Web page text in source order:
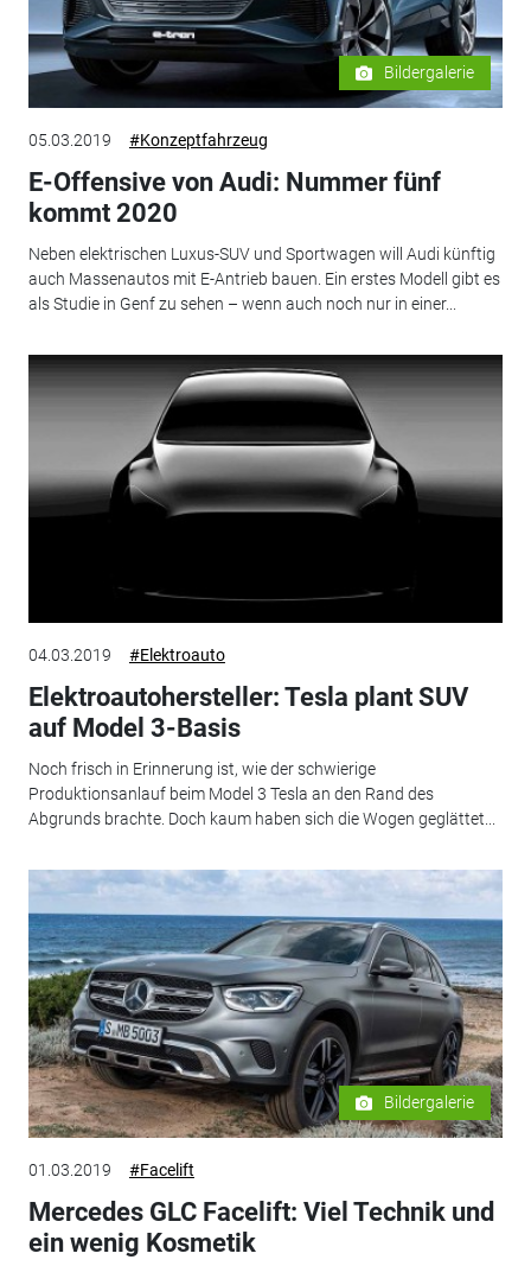
Bildergalerie
05.03.2019 #Konzeptfahrzeug
E-Offensive von Audi: Nummer fünf
kommt 2020
Neben elektrischen Luxus-SUV und Sportwagen will Audi künftig
auch Massenautos mit E-Antrieb bauen. Ein erstes Modell gibt es
als Studie in Genf zu sehen – wenn auch noch nur in einer...
04.03.2019 #Elektroauto
Elektroautohersteller: Tesla plant SUV
auf Model 3-Basis
Noch frisch in Erinnerung ist, wie der schwierige
Produktionsanlauf beim Model 3 Tesla an den Rand des
Abgrunds brachte. Doch kaum haben sich die Wogen geglättet...
Bildergalerie
01.03.2019 #Facelift
Mercedes GLC Facelift: Viel Technik und
ein wenig Kosmetik